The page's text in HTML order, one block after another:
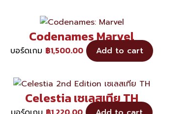
Codenames Marvel
บอร์ดเกม ฿1,500.00 Add to cart
Celestia เซเลสเทีย TH